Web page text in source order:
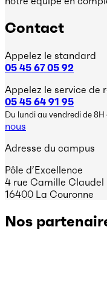
Contact
Appelez le standard
05 45 67 05 92
Appelez le service de
05 45 64 91 95
Du lundi au vendredi de
nous
Adresse du campus
Pôle d’Excellence
4 rue Camille Claudel
16400 La Couronne
Nos